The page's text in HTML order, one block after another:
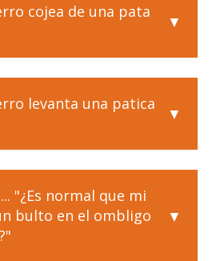
cojea de una pata
levanta una patica
"¿Es normal que mi
bulto en el ombligo